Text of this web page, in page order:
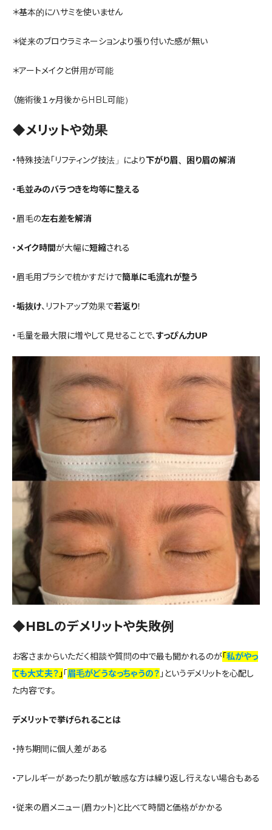
＊基本的にハサミを使いません
＊従来のブロウラミネーションより張り付いた感が無い
＊アートメイクと併用が可能
（施術後１ヶ月後からHBL可能）
◆メリットや効果
・特殊技法「リフティング技法」により下がり眉、困り眉の解消
・毛並みのバラつきを均等に整える
・眉毛の左右差を解消
・メイク時間が大幅に短縮される
・眉毛用ブラシで梳かすだけで簡単に毛流れが整う
・垢抜け、リフトアップ効果で若返り！
・毛量を最大限に増やして見せることで、すっぴん力UP
◆HBLのデメリットや失敗例
お客さまからいただく相談や質問の中で最も聞かれるのが「私がやっ
ても大丈夫？ 」 「眉毛がどうなっちゃうの？ 」というデメリットを心配し
た内容です。
デメリットで挙げられることは
・持ち期間に個人差がある
・アレルギーがあったり肌が敏感な方は繰り返し行えない場合もある
・従来の眉メニュー(眉カット)と比べて時間と価格がかかる